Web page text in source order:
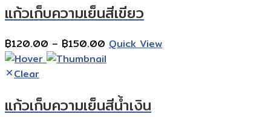
฿250.00
แก้วเก็บความเย็นสีเขียว
฿120.00 – ฿150.00 Price
range:
฿150.00
Quick View
Clear
แก้วเก็บความเย็นสีน้ำเงิน